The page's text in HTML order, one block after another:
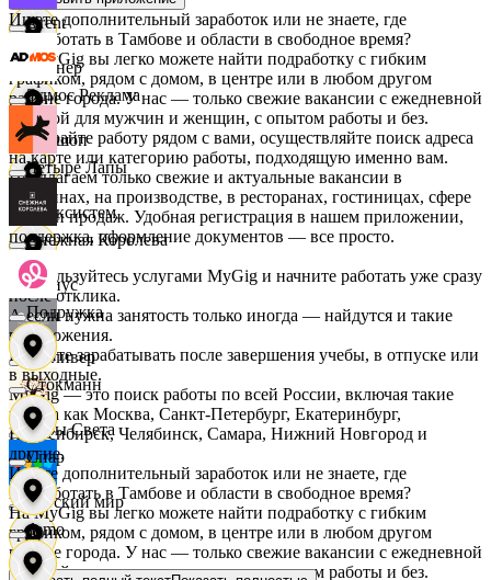
Вайнер
Ваншоп
Ворксистем
Гелиус
Гулливер
Дары Света
Детский мир
Звезда
Urent
Эдмос Реклама
Четыре Лапы
Снежная Королева
Подружка
Стокманн
Cпар
demo
Ищете дополнительный заработок или не знаете, где
подработать в Тамбове и области в свободное время?
На MyGig вы легко можете найти подработку с гибким
графиком, рядом с домом, в центре или в любом другом
районе города. У нас — только свежие вакансии с ежедневной
оплатой для мужчин и женщин, с опытом работы и без.
Выбирайте работу рядом с вами, осуществляйте поиск адреса
на карте или категорию работы, подходящую именно вам.
Предлагаем только свежие и актуальные вакансии в
магазинах, на производстве, в ресторанах, гостиницах, сфере
услуг и продаж. Удобная регистрация в нашем приложении,
поддержка, оформление документов — все просто.
Воспользуйтесь услугами MyGig и начните работать уже сразу
после отклика.
А если нужна занятость только иногда — найдутся и такие
предложения.
Начните зарабатывать после завершения учебы, в отпуске или
в выходные.
MyGig — это поиск работы по всей России, включая такие
города как Москва, Санкт-Петербург, Екатеринбург,
Новосибирск, Челябинск, Самара, Нижний Новгород и
другие.
Ищете дополнительный заработок или не знаете, где
подработать в Тамбове и области в свободное время?
На MyGig вы легко можете найти подработку с гибким
графиком, рядом с домом, в центре или в любом другом
районе города. У нас — только свежие вакансии с ежедневной
оплатой для мужчин и женщин, с опытом работы и без.